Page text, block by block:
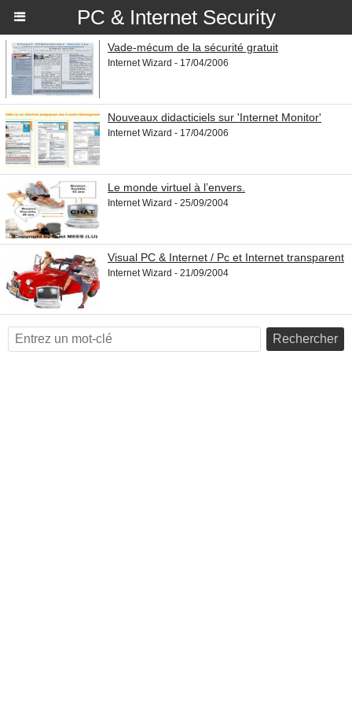
PC & Internet Security
Vade-mécum de la sécurité gratuit
Internet Wizard - 17/04/2006
Nouveaux didacticiels sur 'Internet Monitor'
Internet Wizard - 17/04/2006
Le monde virtuel à l’envers.
Internet Wizard - 25/09/2004
Visual PC & Internet / Pc et Internet transparent
Internet Wizard - 21/09/2004
Rechercher